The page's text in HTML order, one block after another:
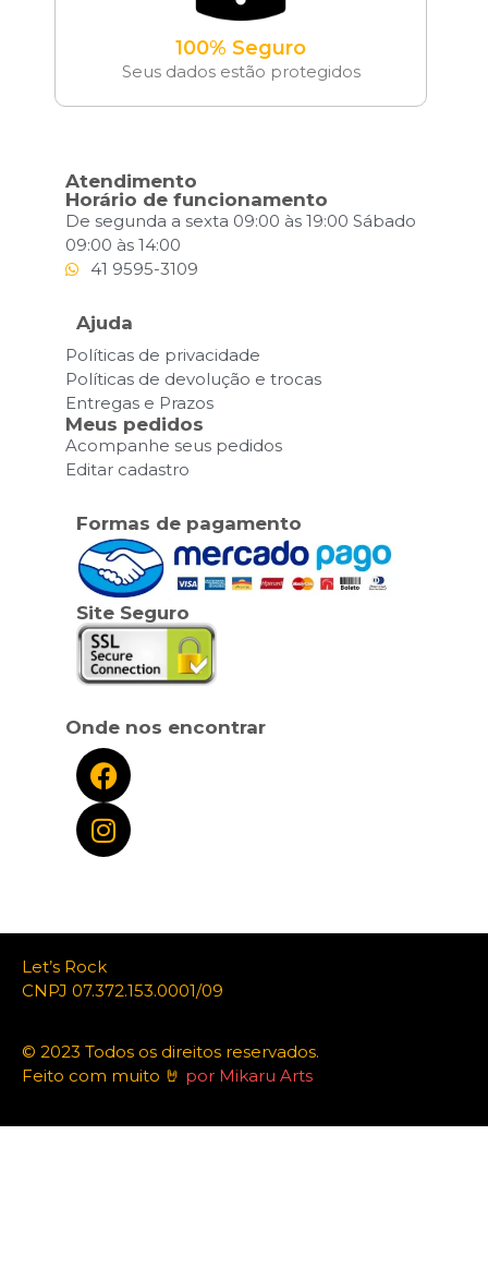
100% Seguro
Seus dados estão protegidos
Atendimento
Horário de funcionamento
De segunda a sexta 09:00 às 19:00 Sábado
09:00 às 14:00
41 9595-3109
Ajuda
Políticas de privacidade
Políticas de devolução e trocas
Entregas e Prazos
Meus pedidos
Acompanhe seus pedidos
Editar cadastro
Formas de pagamento
Site Seguro
Onde nos encontrar
Let’s Rock
CNPJ 07.372.153.0001/09
© 2023 Todos os direitos reservados.
Feito com muito 🤘 por Mikaru Arts